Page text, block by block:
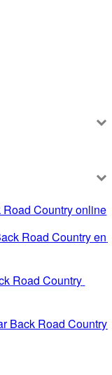
Road Country online
Road Country en
Road Country
Back Road Country